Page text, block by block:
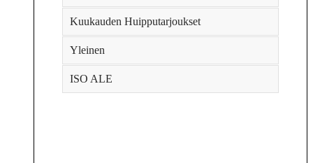
Kuukauden Huipputarjoukset
Yleinen
ISO ALE